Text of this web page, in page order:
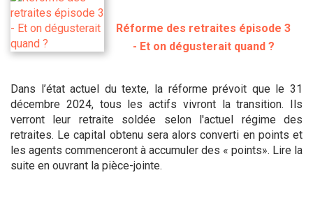
Réforme des retraites épisode 3
- Et on dégusterait quand ?
Dans l’état actuel du texte, la réforme prévoit que le 31
décembre 2024, tous les actifs vivront la transition. Ils
verront leur retraite soldée selon l'actuel régime des
retraites. Le capital obtenu sera alors converti en points et
les agents commenceront à accumuler des « points». Lire la
suite en ouvrant la pièce-jointe.